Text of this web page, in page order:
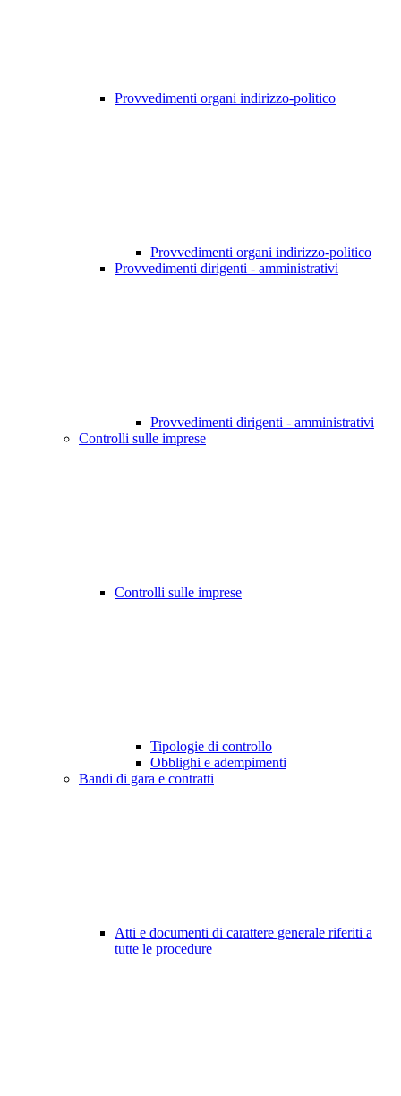
Provvedimenti organi indirizzo-politico
Provvedimenti organi indirizzo-politico
Provvedimenti dirigenti - amministrativi
Provvedimenti dirigenti - amministrativi
Controlli sulle imprese
Controlli sulle imprese
Tipologie di controllo
Obblighi e adempimenti
Bandi di gara e contratti
Atti e documenti di carattere generale riferiti a
tutte le procedure